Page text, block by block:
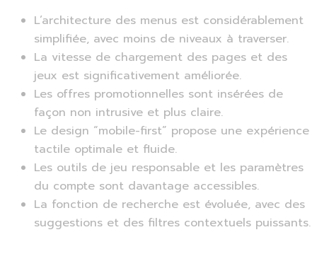
L’architecture des menus est considérablement
simplifiée, avec moins de niveaux à traverser.
La vitesse de chargement des pages et des
jeux est significativement améliorée.
Les offres promotionnelles sont insérées de
façon non intrusive et plus claire.
Le design “mobile-first” propose une expérience
tactile optimale et fluide.
Les outils de jeu responsable et les paramètres
du compte sont davantage accessibles.
La fonction de recherche est évoluée, avec des
suggestions et des filtres contextuels puissants.